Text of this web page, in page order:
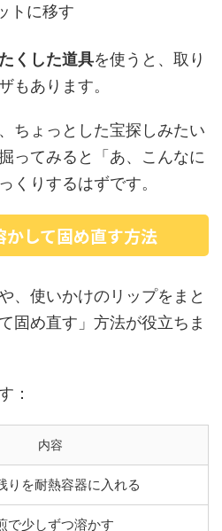
トに移す
くした道具を使うと、取り
もあります。
ちょっとした宝探しみたい
ってみると「あ、こんなに
くりするはずです。
かして固め直す方法
、使いかけのリップをまと
固め直す」方法が役立ちま
：
内容
りを耐熱容器に入れる
で少しずつ溶かす